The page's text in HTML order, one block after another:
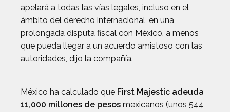
apelará a todas las vías legales, incluso en el
ámbito del derecho internacional, en una
prolongada disputa fiscal con México, a menos
que pueda llegar a un acuerdo amistoso con las
autoridades, dijo la compañía.
México ha calculado que First Majestic adeuda
11,000 millones de pesos mexicanos (unos 544